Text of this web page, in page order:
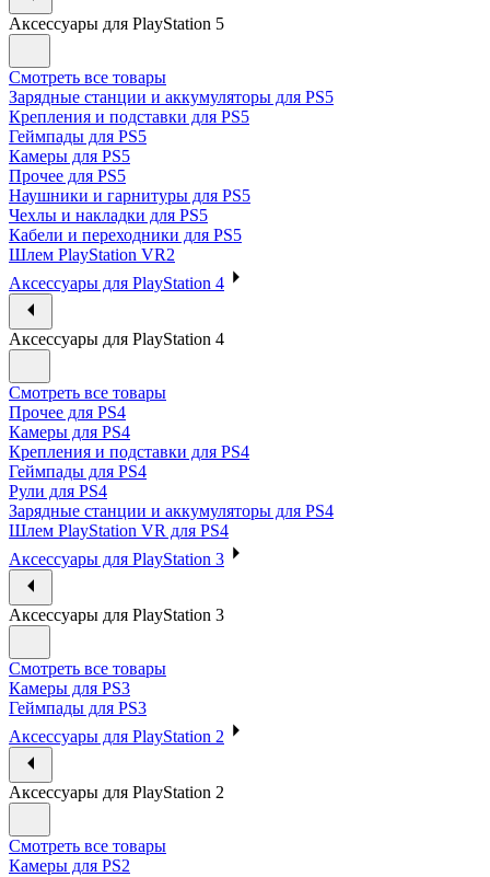
Аксессуары для PlayStation 5
Смотреть все товары
Зарядные станции и аккумуляторы для PS5
Крепления и подставки для PS5
Геймпады для PS5
Камеры для PS5
Прочее для PS5
Наушники и гарнитуры для PS5
Чехлы и накладки для PS5
Кабели и переходники для PS5
Шлем PlayStation VR2
Аксессуары для PlayStation 4
Аксессуары для PlayStation 4
Смотреть все товары
Прочее для PS4
Камеры для PS4
Крепления и подставки для PS4
Геймпады для PS4
Рули для PS4
Зарядные станции и аккумуляторы для PS4
Шлем PlayStation VR для PS4
Аксессуары для PlayStation 3
Аксессуары для PlayStation 3
Смотреть все товары
Камеры для PS3
Геймпады для PS3
Аксессуары для PlayStation 2
Аксессуары для PlayStation 2
Смотреть все товары
Камеры для PS2